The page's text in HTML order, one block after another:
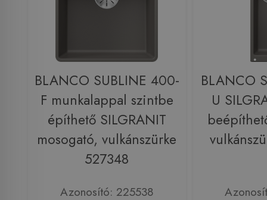
BLANCO SUBLINE 400-
F munkalappal szintbe
építhető SILGRANIT
mosogató, vulkánszürke
527348
Azonosító: 225538
BLANCO
U